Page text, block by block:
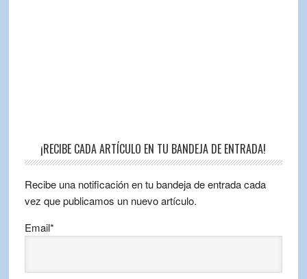
¡RECIBE CADA ARTÍCULO EN TU BANDEJA DE ENTRADA!
Recibe una notificación en tu bandeja de entrada cada
vez que publicamos un nuevo artículo.
Email*